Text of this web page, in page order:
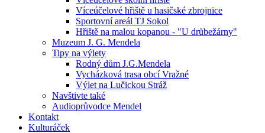
Víceúčelové hřiště u hasičské zbrojnice
Sportovní areál TJ Sokol
Hřiště na malou kopanou - "U drůbežárny"
Muzeum J. G. Mendela
Tipy na výlety
Rodný dům J.G.Mendela
Vycházková trasa obcí Vražné
Výlet na Lučickou Stráž
Navštivte také
Audioprůvodce Mendel
Kontakt
Kulturáček